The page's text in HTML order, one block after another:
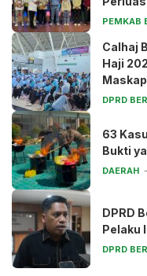
PEMKAB
Calhaj
Haji
DPRD
63
Bukti
DAERAH
DPRD
Pelaku
DPRD